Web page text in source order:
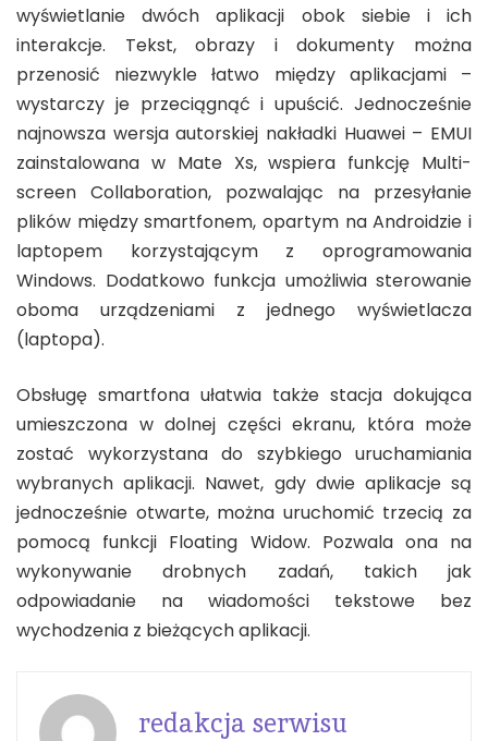
wyświetlanie dwóch aplikacji obok siebie i ich
interakcje. Tekst, obrazy i dokumenty można
przenosić niezwykle łatwo między aplikacjami –
wystarczy je przeciągnąć i upuścić. Jednocześnie
najnowsza wersja autorskiej nakładki Huawei – EMUI
zainstalowana w Mate Xs, wspiera funkcję Multi-
screen Collaboration, pozwalając na przesyłanie
plików między smartfonem, opartym na Androidzie i
laptopem korzystającym z oprogramowania
Windows. Dodatkowo funkcja umożliwia sterowanie
oboma urządzeniami z jednego wyświetlacza
(laptopa).
Obsługę smartfona ułatwia także stacja dokująca
umieszczona w dolnej części ekranu, która może
zostać wykorzystana do szybkiego uruchamiania
wybranych aplikacji. Nawet, gdy dwie aplikacje są
jednocześnie otwarte, można uruchomić trzecią za
pomocą funkcji Floating Widow. Pozwala ona na
wykonywanie drobnych zadań, takich jak
odpowiadanie na wiadomości tekstowe bez
wychodzenia z bieżących aplikacji.
redakcja serwisu